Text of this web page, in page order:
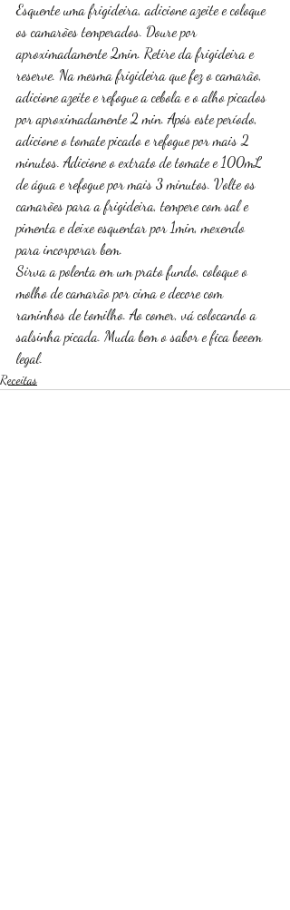
Esquente uma frigideira, adicione azeite e coloque
os camarões temperados. Doure por
aproximadamente 2min. Retire da frigideira e
reserve. Na mesma frigideira que fez o camarão,
adicione azeite e refogue a cebola e o alho picados
por aproximadamente 2 min. Após este período,
adicione o tomate picado e refogue por mais 2
minutos. Adicione o extrato de tomate e 100mL
de água e refogue por mais 3 minutos. Volte os
camarões para a frigideira, tempere com sal e
pimenta e deixe esquentar por 1min, mexendo
para incorporar bem.
Sirva a polenta em um prato fundo, coloque o
molho de camarão por cima e decore com
raminhos de tomilho. Ao comer, vá colocando a
salsinha picada. Muda bem o sabor e fica beeem
legal.
Receitas